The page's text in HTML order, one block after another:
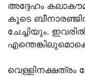
അദ്ദേഹം
കൂടെ
ചേച്ചിയും.
വെള്ളിനക്ഷത്രം